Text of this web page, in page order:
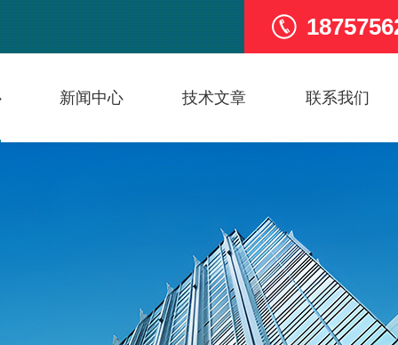
新闻中心 技术文章 联系我们